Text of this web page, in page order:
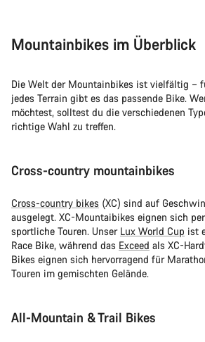
Mountainbikes im Überblick
Die Welt der Mountainbikes ist vielfältig –
jedes Terrain gibt es das passende Bike.
möchtest, solltest du die verschiedenen
richtige Wahl zu treffen.
Cross-country mountainbikes
Cross-country bikes (XC) sind auf
ausgelegt. XC-Mountaibikes eignen sich
sportliche Touren. Unser Lux World Cup ist
Race Bike, während das Exceed als XC-
Bikes eignen sich hervorragend für
Touren im gemischten Gelände.
All-Mountain & Trail Bikes